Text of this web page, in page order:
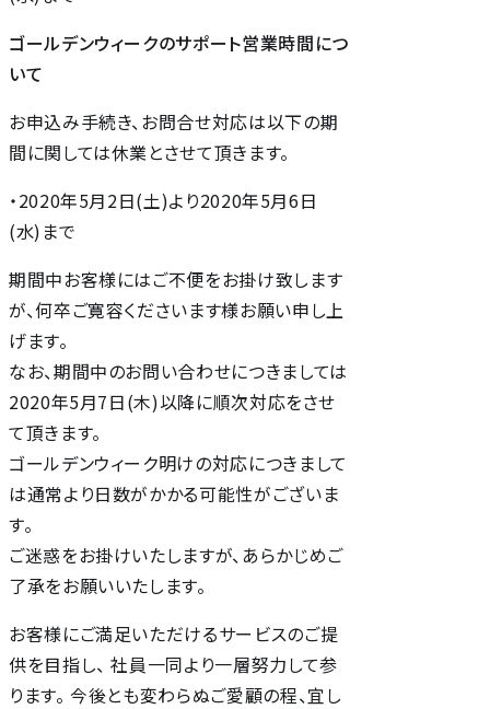
ゴールデンウィークのサポート営業時間につ
いて
お申込み手続き、お問合せ対応は以下の期
間に関しては休業とさせて頂きます。
・2020年5月2日(土)より2020年5月6日
(水)まで
期間中お客様にはご不便をお掛け致します
が、何卒ご寛容くださいます様お願い申し上
げます。
なお、期間中のお問い合わせにつきましては
2020年5月7日(木)以降に順次対応をさせ
て頂きます。
ゴールデンウィーク明けの対応につきまして
は通常より日数がかかる可能性がございま
す。
ご迷惑をお掛けいたしますが、あらかじめご
了承をお願いいたします。
お客様にご満足いただけるサービスのご提
供を目指し、 社員一同より一層努力して参
ります。 今後とも変わらぬご愛顧の程、宜し